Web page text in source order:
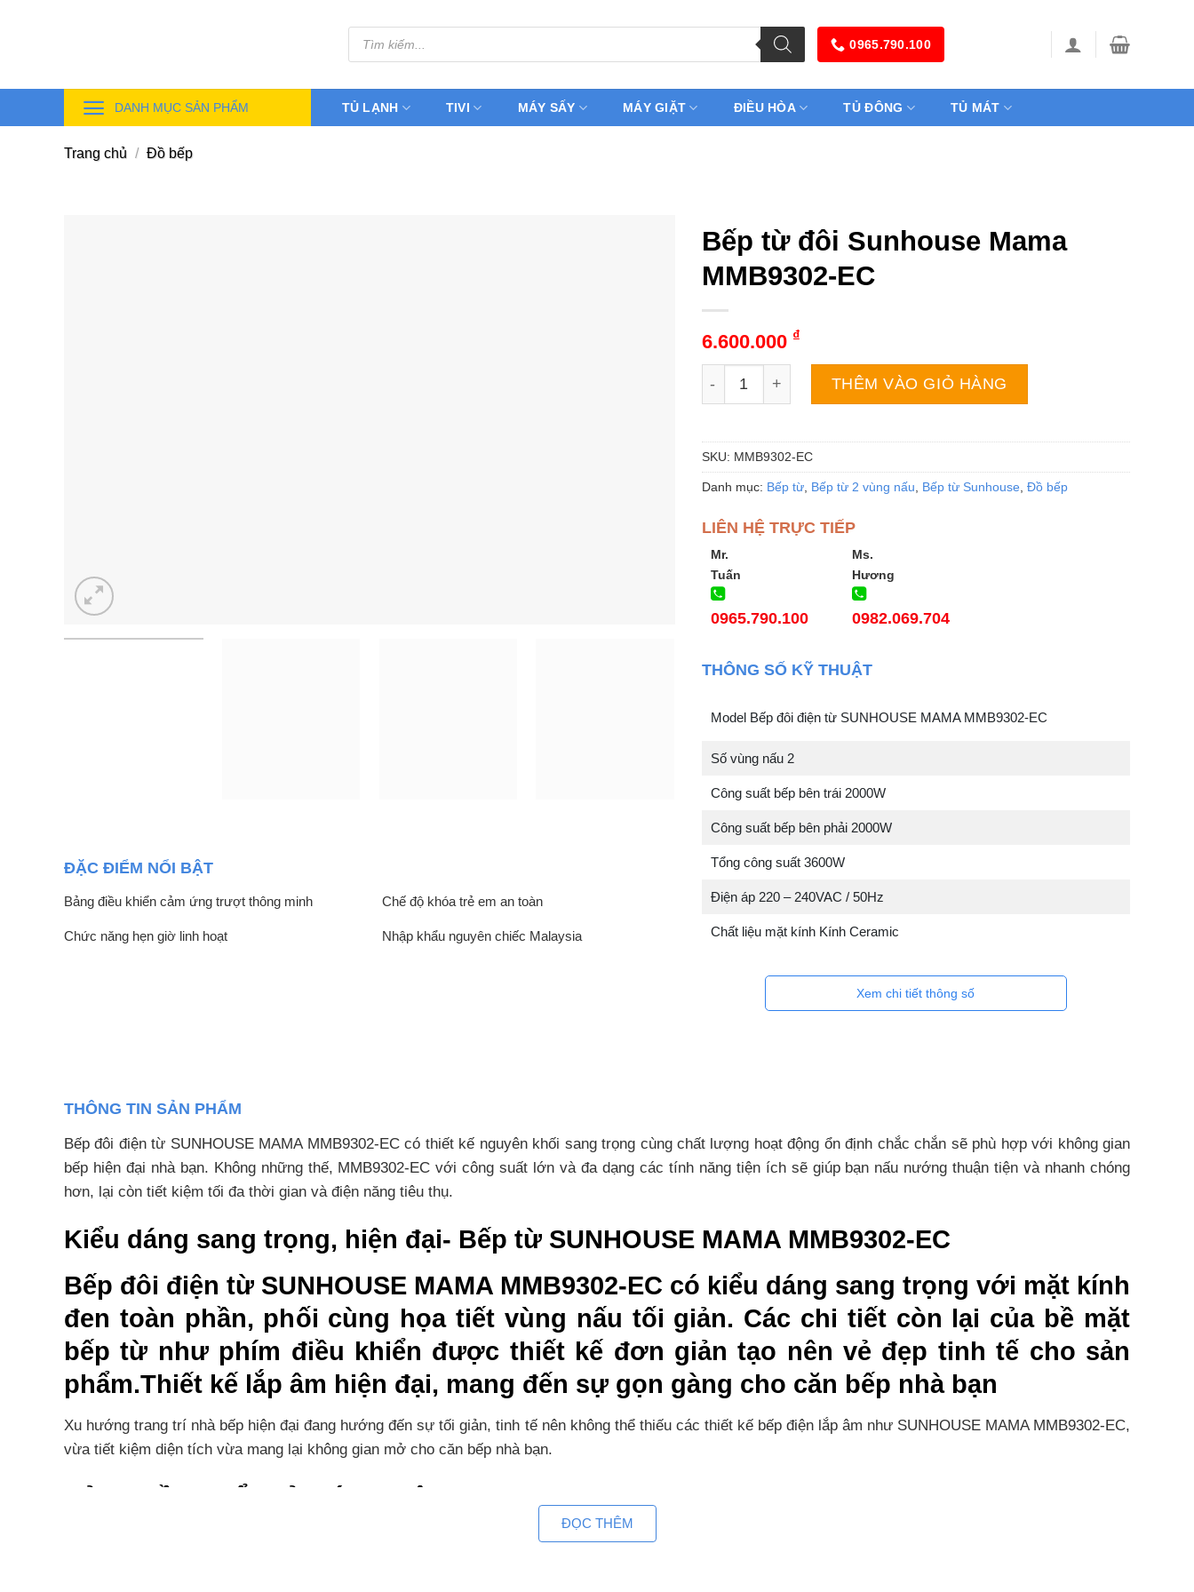
Tìm
kiếm
sản
0965.790.100
DANH MỤC SẢN PHẨM TỦ LẠNH TIVI MÁY SẤY MÁY GIẶT ĐIỀU HÒA TỦ ĐÔNG TỦ MÁT
Trang chủ / Đồ bếp
ĐẶC ĐIỂM NỔI BẬT
Bảng điều khiển cảm ứng trượt thông minh Chế độ khóa trẻ em an toàn
Chức năng hẹn giờ linh hoạt Nhập khẩu nguyên chiếc Malaysia
Bếp từ đôi Sunhouse Mama
MMB9302-EC
6.600.000 ₫
Bếp từ đôi Sunhouse Mama MMB9302-EC số lượng
THÊM VÀO GIỎ HÀNG
SKU: MMB9302-EC
Danh mục: Bếp từ, Bếp từ 2 vùng nấu Bếp từ Sunhouse Đồ bếp
LIÊN HỆ TRỰC TIẾP
Mr.
Tuấn
0965.790.100
Ms.
Hương
0982.069.704
THÔNG SỐ KỸ THUẬT
Model Bếp đôi điện từ SUNHOUSE MAMA MMB9302-EC
Số vùng nấu 2
Công suất bếp bên trái 2000W
Công suất bếp bên phải 2000W
Tổng công suất 3600W
Điện áp 220 – 240VAC / 50Hz
Chất liệu mặt kính Kính Ceramic
Xem chi tiết thông số
THÔNG TIN SẢN PHẨM
Bếp đôi điện từ SUNHOUSE MAMA MMB9302-EC có thiết kế nguyên khối sang trọng cùng chất lượng hoạt động ổn định chắc chắn sẽ phù hợp với không gian
bếp hiện đại nhà bạn. Không những thế, MMB9302-EC với công suất lớn và đa dạng các tính năng tiện ích sẽ giúp bạn nấu nướng thuận tiện và nhanh chóng
hơn, lại còn tiết kiệm tối đa thời gian và điện năng tiêu thụ.
Kiểu dáng sang trọng, hiện đại- Bếp từ SUNHOUSE MAMA MMB9302-EC
Bếp đôi điện từ SUNHOUSE MAMA MMB9302-EC có kiểu dáng sang trọng với mặt kính
đen toàn phần, phối cùng họa tiết vùng nấu tối giản. Các chi tiết còn lại của bề mặt
bếp từ như phím điều khiển được thiết kế đơn giản tạo nên vẻ đẹp tinh tế cho sản
phẩm.Thiết kế lắp âm hiện đại, mang đến sự gọn gàng cho căn bếp nhà bạn
Xu hướng trang trí nhà bếp hiện đại đang hướng đến sự tối giản, tinh tế nên không thể thiếu các thiết kế bếp điện lắp âm như SUNHOUSE MAMA MMB9302-EC,
vừa tiết kiệm diện tích vừa mang lại không gian mở cho căn bếp nhà bạn.
Bếp đôi điện từ SUNHOUSE MAMA MMB9302-EC được trang bị hai bảng điều khiển cảm ứng trượt thông minh riêng biệt cho mỗi lò nấu. Chỉ vài thao tác chạm
ĐỌC THÊM